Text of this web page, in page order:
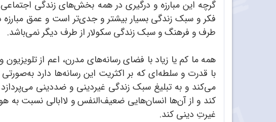
گرچه این مبارزه و درگیری در همه بخش‌های زندگی
فکر و سبک زندگی بسیار بیشتر و جدی‌تر است و عمق
طرف و فرهنگ و سبک زندگی سکولار از طرف دیگر نمی‌باشد.
همه ما کم یا زیاد با فضای رسانه‌های مدرن، اعم از
با قدرت و سلطه‌ای که بر اکثریت این رسانه‌ها دارد
می‌کند و به تبلیغ سبک زندگی غیردینی و ضددینی
کند و از آن‌ها انسان‌هایی ضعیف‌النفس و لاابالی نسبت به
غیرتِ دینی کند.